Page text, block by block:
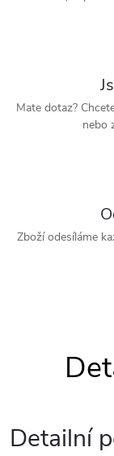
Mate dotaz?
nebo
Zboží odesíláme
Detailní